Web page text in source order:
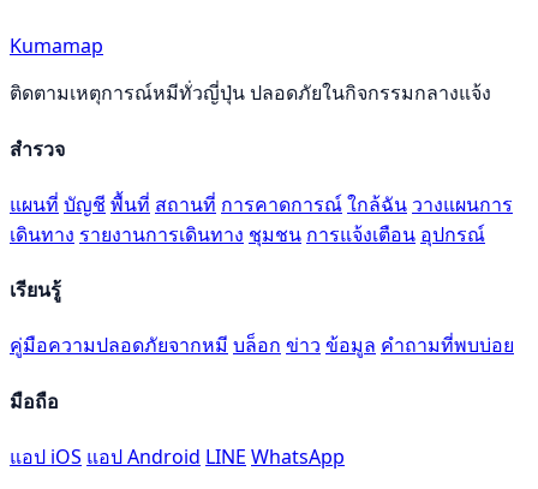
Kumamap
ติดตามเหตุการณ์หมีทั่วญี่ปุ่น ปลอดภัยในกิจกรรมกลางแจ้ง
สำรวจ
แผนที่ บัญชี พื้นที่ สถานที่ การคาดการณ์ใกล้ฉัน วางแผนการ
เดินทาง รายงานการเดินทาง ชุมชน การแจ้งเตือน อุปกรณ์
เรียนรู้
คู่มือความปลอดภัยจากหมี บล็อก ข่าว ข้อมูล คำถามที่พบบ่อย
มือถือ
แอป iOS แอป Android LINE WhatsApp